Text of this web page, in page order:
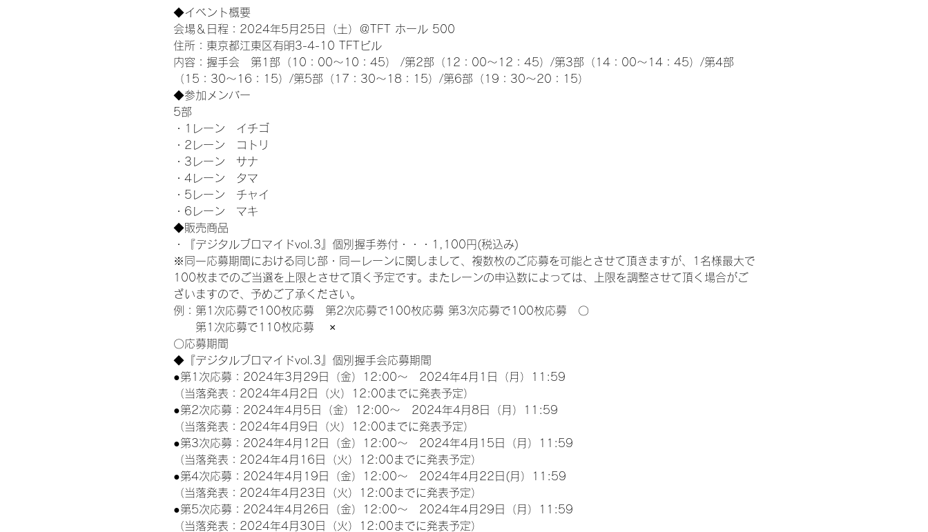
◆イベント概要
会場＆日程：2024年5月25日（土）＠TFT ホール 500
住所：東京都江東区有明3-4-10 TFTビル
内容：握手会　第1部（10：00～10：45） /第2部（12：00～12：45）/第3部（14：00～14：45）/第4部
（15：30～16：15）/第5部（17：30～18：15）/第6部（19：30～20：15）
◆参加メンバー
5部
・1レーン　イチゴ
・2レーン　コトリ
・3レーン　サナ
・4レーン　タマ
・5レーン　チャイ
・6レーン　マキ
◆販売商品
・『デジタルブロマイドvol.3』個別握手券付・・・1,100円(税込み)
※同一応募期間における同じ部・同一レーンに関しまして、複数枚のご応募を可能とさせて頂きますが、1名様最大で
100枚までのご当選を上限とさせて頂く予定です。またレーンの申込数によっては、上限を調整させて頂く場合がご
ざいますので、予めご了承ください。
例：第1次応募で100枚応募　第2次応募で100枚応募 第3次応募で100枚応募　〇
第1次応募で110枚応募　 ×
〇応募期間
◆『デジタルブロマイドvol.3』個別握手会応募期間
●第1次応募：2024年3月29日（金）12:00～　2024年4月1日（月）11:59
（当落発表：2024年4月2日（火）12:00までに発表予定）
●第2次応募：2024年4月5日（金）12:00～　2024年4月8日（月）11:59
（当落発表：2024年4月9日（火）12:00までに発表予定）
●第3次応募：2024年4月12日（金）12:00～　2024年4月15日（月）11:59
（当落発表：2024年4月16日（火）12:00までに発表予定）
●第4次応募：2024年4月19日（金）12:00～　2024年4月22日(月）11:59
（当落発表：2024年4月23日（火）12:00までに発表予定）
●第5次応募：2024年4月26日（金）12:00～　2024年4月29日（月）11:59
（当落発表：2024年4月30日（火）12:00までに発表予定）